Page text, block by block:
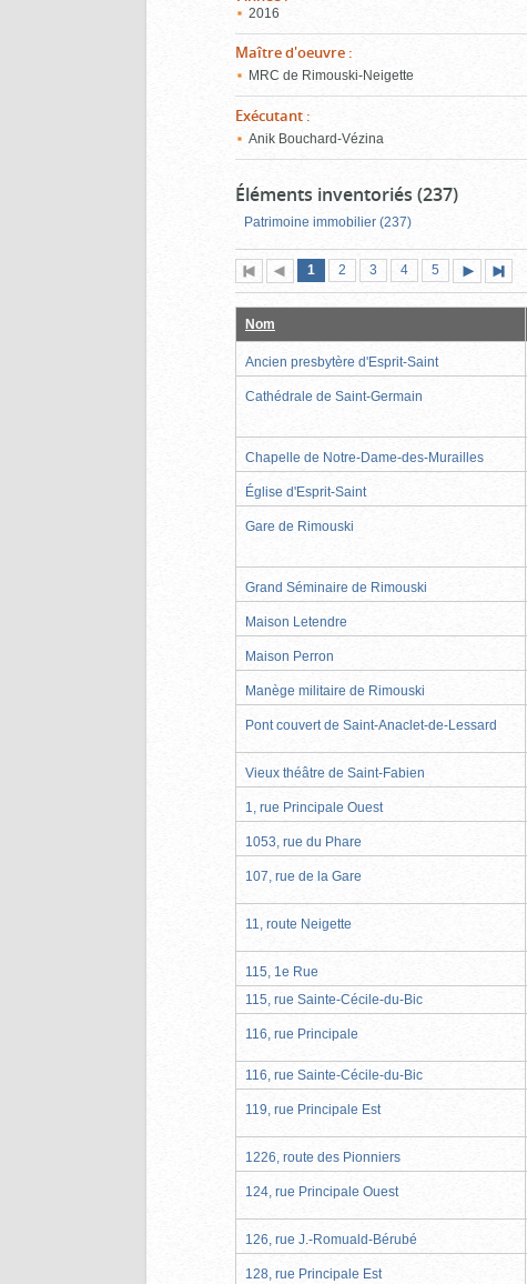
2016
Maître d'oeuvre :
MRC de Rimouski-Neigette
Exécutant :
Anik Bouchard-Vézina
Éléments inventoriés (237)
Patrimoine immobilier (237)
Première
page
Page
précédente
Page
1 (page
actuelle)
Page
2 Page
3 Page
4 Page
5
suivante
page
Nom
Ancien presbytère d'Esprit-Saint
Cathédrale de Saint-Germain
Chapelle de Notre-Dame-des-Murailles
Église d'Esprit-Saint
Gare de Rimouski
Grand Séminaire de Rimouski
Maison Letendre
Maison Perron
Manège militaire de Rimouski
Pont couvert de Saint-Anaclet-de-Lessard
Vieux théâtre de Saint-Fabien
1, rue Principale Ouest
1053, rue du Phare
107, rue de la Gare
11, route Neigette
115, 1e Rue
115, rue Sainte-Cécile-du-Bic
116, rue Principale
116, rue Sainte-Cécile-du-Bic
119, rue Principale Est
1226, route des Pionniers
124, rue Principale Ouest
126, rue J.-Romuald-Bérubé
128, rue Principale Est